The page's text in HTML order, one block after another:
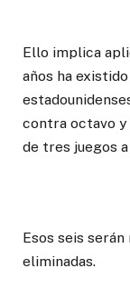
Ello implica
años ha
contra octavo
de tres juegos
Esos seis
eliminadas.